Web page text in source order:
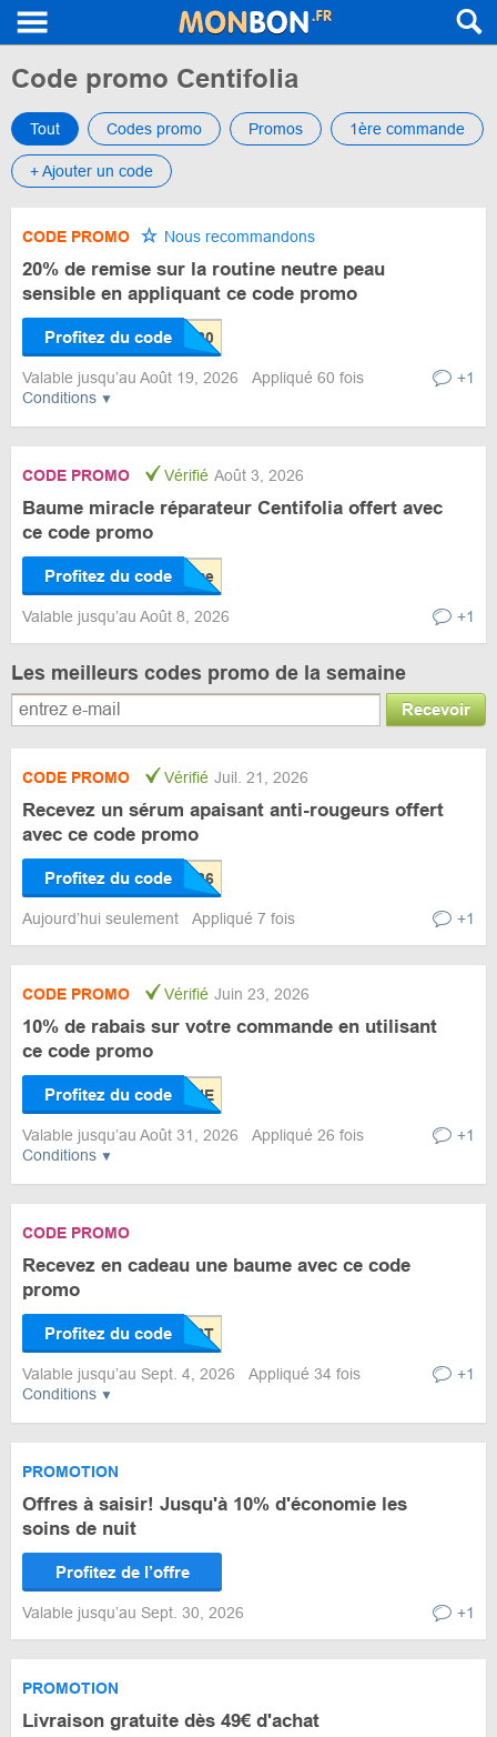
Code promo Centifolia
Tout Codes promo Promos 1ère commande
+ Ajouter un code
Conditions
CODE PROMO Nous recommandons
20% de remise sur la routine neutre peau
sensible en appliquant ce code promo
Profitez du code
Valable jusqu’au Août 19, 2026 Appliqué 60 fois +1
CODE PROMO Vérifié Août 3, 2026
Baume miracle réparateur Centifolia offert avec
ce code promo
Profitez du code
Valable jusqu’au Août 8, 2026 +1
Les meilleurs codes promo de la semaine
Recevoir
CODE PROMO Vérifié Juil. 21, 2026
Recevez un sérum apaisant anti-rougeurs offert
avec ce code promo
Profitez du code
Aujourd’hui seulement Appliqué 7 fois +1
Conditions
CODE PROMO Vérifié Juin 23, 2026
10% de rabais sur votre commande en utilisant
ce code promo
Profitez du code
Valable jusqu’au Août 31, 2026 Appliqué 26 fois +1
Conditions
CODE PROMO
Recevez en cadeau une baume avec ce code
promo
Profitez du code
Valable jusqu’au Sept. 4, 2026 Appliqué 34 fois +1
PROMOTION
Offres à saisir! Jusqu'à 10% d'économie les
soins de nuit
Profitez de l’offre
Valable jusqu’au Sept. 30, 2026 +1
PROMOTION
Livraison gratuite dès 49€ d'achat